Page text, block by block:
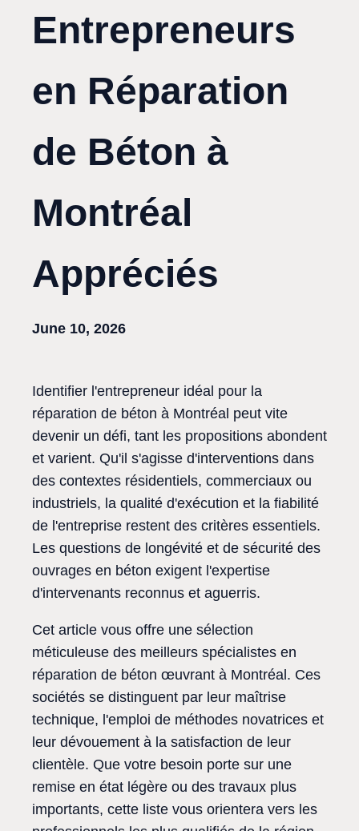
Entrepreneurs
en Réparation
de Béton à
Montréal
Appréciés
June 10, 2026
Identifier l'entrepreneur idéal pour la
réparation de béton à Montréal peut vite
devenir un défi, tant les propositions abondent
et varient. Qu'il s'agisse d'interventions dans
des contextes résidentiels, commerciaux ou
industriels, la qualité d'exécution et la fiabilité
de l'entreprise restent des critères essentiels.
Les questions de longévité et de sécurité des
ouvrages en béton exigent l'expertise
d'intervenants reconnus et aguerris.
Cet article vous offre une sélection
méticuleuse des meilleurs spécialistes en
réparation de béton œuvrant à Montréal. Ces
sociétés se distinguent par leur maîtrise
technique, l'emploi de méthodes novatrices et
leur dévouement à la satisfaction de leur
clientèle. Que votre besoin porte sur une
remise en état légère ou des travaux plus
importants, cette liste vous orientera vers les